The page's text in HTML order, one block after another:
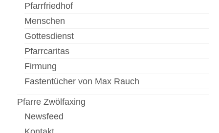
Pfarrfriedhof
Menschen
Gottesdienst
Pfarrcaritas
Firmung
Fastentücher von Max Rauch
Pfarre Zwölfaxing
Newsfeed